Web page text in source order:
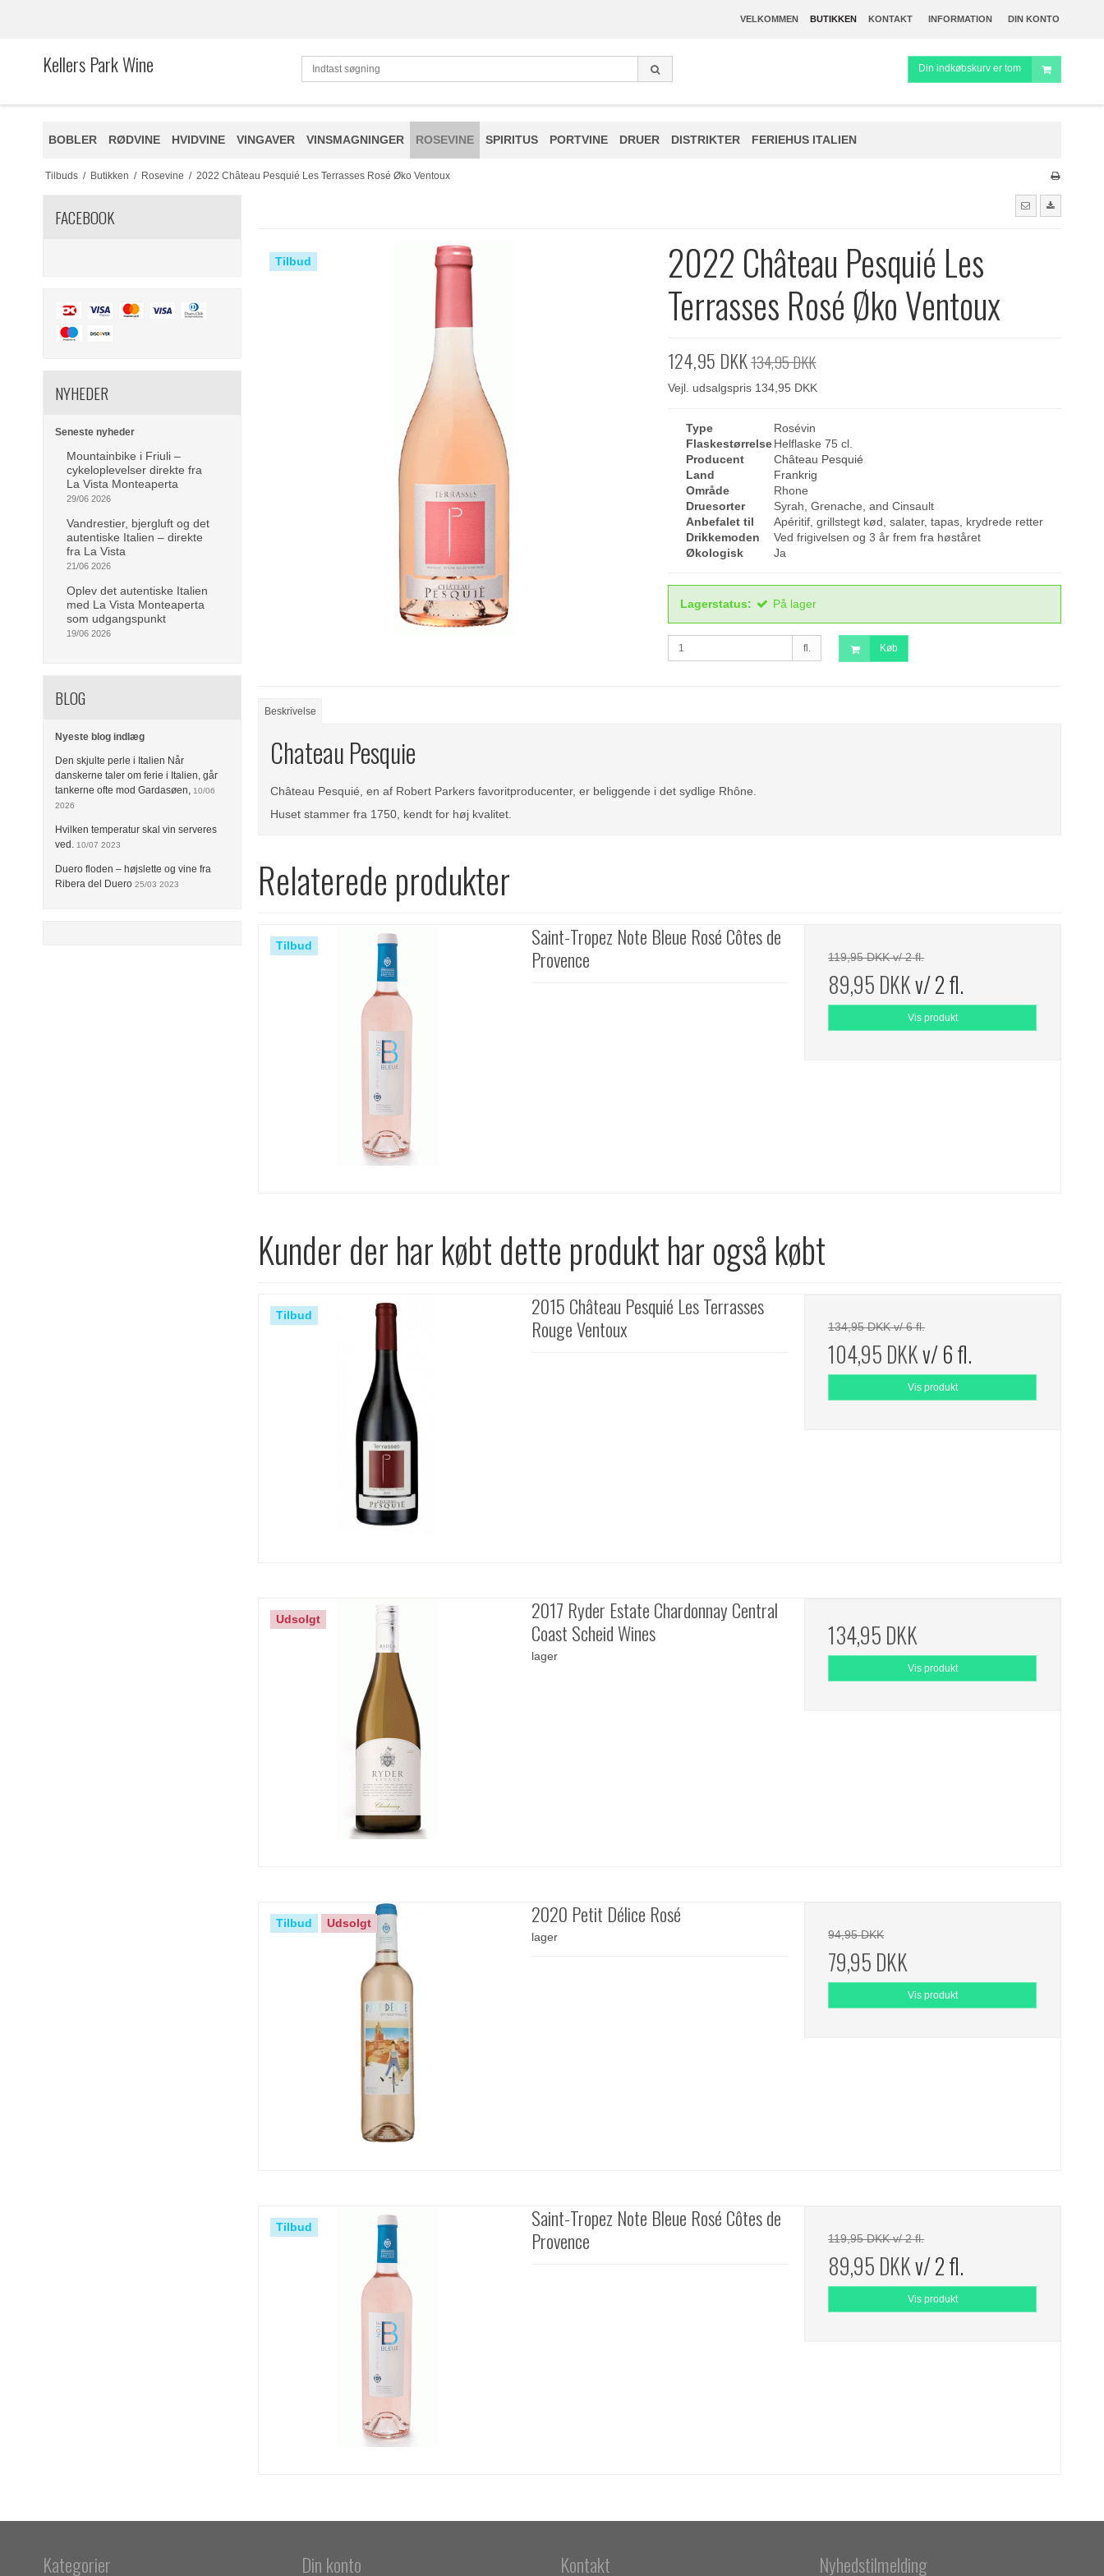
VELKOMMEN BUTIKKEN KONTAKT INFORMATION DIN KONTO
Kellers Park Wine Din indkøbskurv er tom
BOBLER RØDVINE HVIDVINE VINGAVER VINSMAGNINGER ROSEVINE SPIRITUS PORTVINE DRUER DISTRIKTER FERIEHUS ITALIEN
Tilbuds / Butikken / Rosevine / 2022 Château Pesquié Les Terrasses Rosé Øko Ventoux
FACEBOOK
NYHEDER
Seneste nyheder
Mountainbike i Friuli –
cykeloplevelser direkte fra
La Vista Monteaperta
29/06 2026
Vandrestier, bjergluft og det
autentiske Italien – direkte
fra La Vista
21/06 2026
Oplev det autentiske Italien
med La Vista Monteaperta
som udgangspunkt
19/06 2026
BLOG
Nyeste blog indlæg
Den skjulte perle i Italien Når
danskerne taler om ferie i Italien, går
tankerne ofte mod Gardasøen, 10/06
2026
Hvilken temperatur skal vin serveres
ved. 10/07 2023
Duero floden – højslette og vine fra
Ribera del Duero 25/03 2023
Tilbud
2022 Château Pesquié Les
Terrasses Rosé Øko Ventoux
124,95 DKK134,95 DKK
Vejl. udsalgspris 134,95 DKK
Type
Rosévin
FlaskestørrelseHelflaske 75 cl.
Producent
Château Pesquié
Land
Frankrig
Område
Rhone
Druesorter
Syrah, Grenache, and Cinsault
Anbefalet til
Apéritif, grillstegt kød, salater, tapas, krydrede retter
Drikkemoden
Ved frigivelsen og 3 år frem fra høståret
Økologisk
Ja
Lagerstatus: På lager
fl. Køb
Beskrivelse
Chateau Pesquie
Château Pesquié, en af Robert Parkers favoritproducenter, er beliggende i det sydlige Rhône.
Huset stammer fra 1750, kendt for høj kvalitet.
Relaterede produkter
Tilbud
Saint-Tropez Note Bleue Rosé Côtes de
Provence
119,95 DKK v/ 2 fl.
89,95 DKKv/ 2 fl.
Vis produkt
Kunder der har købt dette produkt har også købt
Tilbud
2015 Château Pesquié Les Terrasses
Rouge Ventoux
134,95 DKK v/ 6 fl.
104,95 DKKv/ 6 fl.
Vis produkt
Udsolgt
2017 Ryder Estate Chardonnay Central
Coast Scheid Wines
lager
134,95 DKK
Vis produkt
Tilbud Udsolgt 2020 Petit Délice Rosé
lager 94,95 DKK
79,95 DKK
Vis produkt
Tilbud
Saint-Tropez Note Bleue Rosé Côtes de
Provence
119,95 DKK v/ 2 fl.
89,95 DKKv/ 2 fl.
Vis produkt
Kategorier Din konto Kontakt Nyhedstilmelding